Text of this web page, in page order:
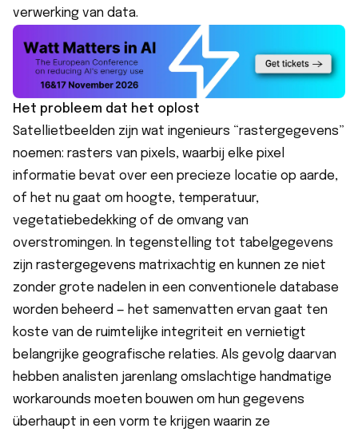
verwerking van data.
Het probleem dat het oplost
Satellietbeelden zijn wat ingenieurs “rastergegevens”
noemen: rasters van pixels, waarbij elke pixel
informatie bevat over een precieze locatie op aarde,
of het nu gaat om hoogte, temperatuur,
vegetatiebedekking of de omvang van
overstromingen. In tegenstelling tot tabelgegevens
zijn rastergegevens matrixachtig en kunnen ze niet
zonder grote nadelen in een conventionele database
worden beheerd — het samenvatten ervan gaat ten
koste van de ruimtelijke integriteit en vernietigt
belangrijke geografische relaties. Als gevolg daarvan
hebben analisten jarenlang omslachtige handmatige
workarounds moeten bouwen om hun gegevens
überhaupt in een vorm te krijgen waarin ze